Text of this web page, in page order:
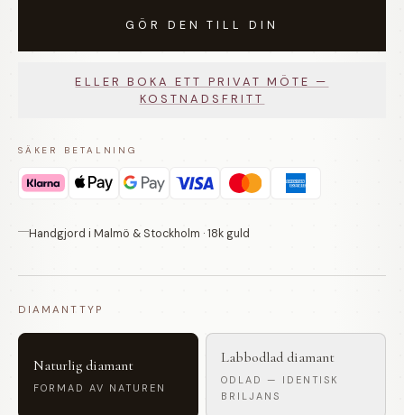
GÖR DEN TILL DIN
ELLER BOKA ETT PRIVAT MÖTE —
KOSTNADSFRITT
SÄKER BETALNING
Handgjord i Malmö & Stockholm · 18k guld
DIAMANTTYP
Naturlig diamant
FORMAD AV NATUREN
Labbodlad diamant
ODLAD — IDENTISK
BRILJANS